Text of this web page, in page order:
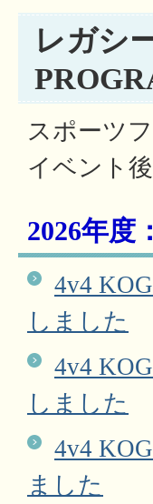
レガシ
スポーツ
イベント
2026年度
4v4
しました
4v4
しました
4v4
ました